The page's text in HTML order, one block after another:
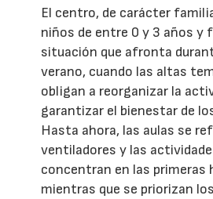
El centro, de carácter
niños de entre 0 y 3 años y
situación que afronta
verano, cuando las altas
obligan a reorganizar la
garantizar el bienestar de
Hasta ahora, las aulas se
ventiladores y las
concentran en las primeras
mientras que se priorizan